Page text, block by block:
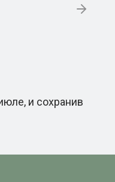
и сохранив